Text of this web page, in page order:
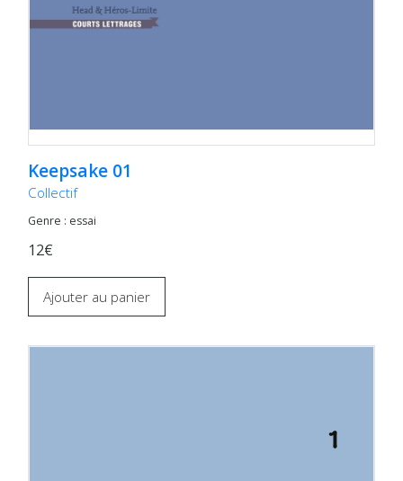
Keepsake 01
Collectif
Genre : essai
12€
Ajouter au panier